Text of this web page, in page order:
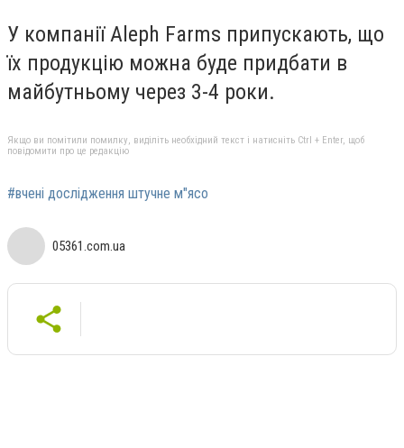
У компанії Aleph Farms припускають, що
їх продукцію можна буде придбати в
майбутньому через 3-4 роки.
Якщо ви помітили помилку, виділіть необхідний текст і натисніть Ctrl + Enter, щоб
повідомити про це редакцію
#вчені дослідження штучне м"ясо
05361.com.ua